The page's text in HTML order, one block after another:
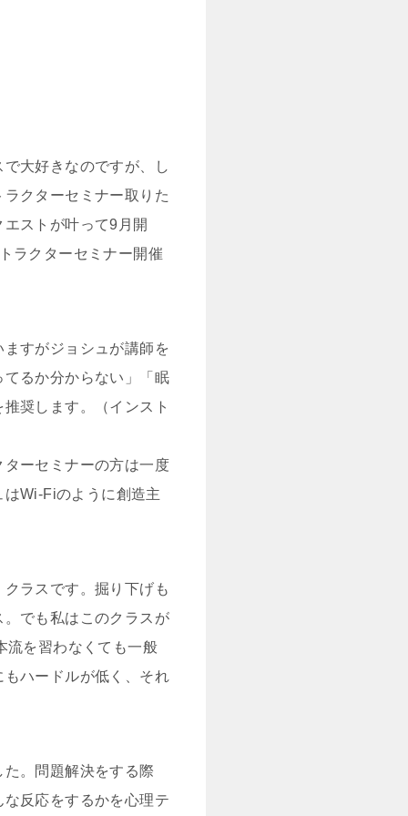
大好きなのですが、し
クターセミナー取りた
ストが叶って9月開
ラクターセミナー開催
すがジョシュが講師を
るか分からない」「眠
推奨します。（インスト
ーセミナーの方は一度
Wi-Fiのように創造主
ラスです。掘り下げも
でも私はこのクラスが
流を習わなくても一般
ハードルが低く、それ
。問題解決をする際
反応をするかを心理テ